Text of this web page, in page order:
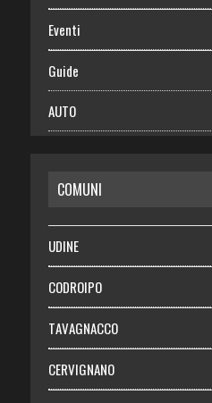
Eventi
Guide
AUTO
RISPARMIO
SALUTE
Necrologie
Chi siamo
Abbonati
Login
COMUNI
UDINE
CODROIPO
TAVAGNACCO
CERVIGNANO